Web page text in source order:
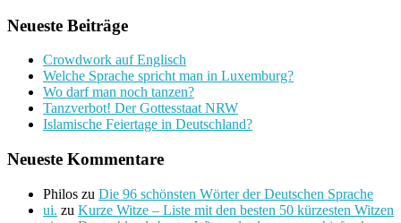
Neueste Beiträge
Crowdwork auf Englisch
Welche Sprache spricht man in Luxemburg?
Wo darf man noch tanzen?
Tanzverbot! Der Gottesstaat NRW
Islamische Feiertage in Deutschland?
Neueste Kommentare
Philos zu Die 96 schönsten Wörter der Deutschen Sprache
ui. zu Kurze Witze – Liste mit den besten 50 kürzesten Witzen